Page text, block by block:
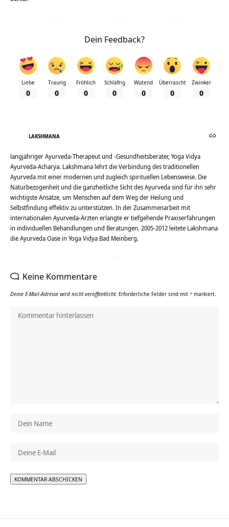
Dein Feedback?
Liebe
0
Traurig
0
Fröhlich
0
Schläfrig
0
Wütend
0
Überrascht
0
Zwinker
0
LAKSHMANA
langjähriger Ayurveda-Therapeut und -Gesundheitsberater, Yoga Vidya
Ayurveda-Acharya. Lakshmana lehrt die Verbindung des traditionellen
Ayurveda mit einer modernen und zugleich spirituellen Lebensweise. Die
Naturbezogenheit und die ganzheitliche Sicht des Ayurveda sind für ihn sehr
wichtigste Ansätze, um Menschen auf dem Weg der Heilung und
Selbstfindung effektiv zu unterstützen. In der Zusammenarbeit mit
internationalen Ayurveda-Ärzten erlangte er tiefgehende Praxiserfahrungen
in individuellen Behandlungen und Beratungen. 2005-2012 leitete Lakshmana
die Ayurveda Oase in Yoga Vidya Bad Meinberg.
Keine Kommentare
Deine E-Mail-Adresse wird nicht veröffentlicht. Erforderliche Felder sind mit * markiert.